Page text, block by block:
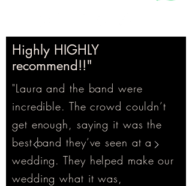
Highly HIGHLY
recommend!!"
"Laura and the band were
incredible. The crowd couldn’t
get enough, saying it was the
best band they’ve seen at a
wedding. They helped make our
wedding what it was,